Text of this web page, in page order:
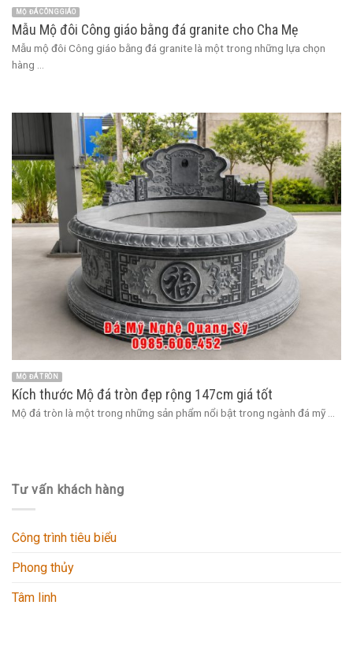
MỘ ĐÁ CÔNG GIÁO
Mẫu Mộ đôi Công giáo bằng đá granite cho Cha Mẹ
Mẫu mộ đôi Công giáo bằng đá granite là một trong những lựa chọn
hàng ...
MỘ ĐÁ TRÒN
Kích thước Mộ đá tròn đẹp rộng 147cm giá tốt
Mộ đá tròn là một trong những sản phẩm nổi bật trong ngành đá mỹ ...
Tư vấn khách hàng
Công trình tiêu biểu
Phong thủy
Tâm linh